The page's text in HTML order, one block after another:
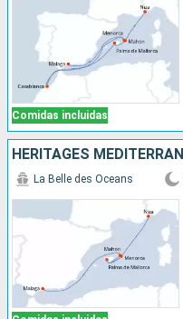
Comidas incluidas
La Belle des Oceans